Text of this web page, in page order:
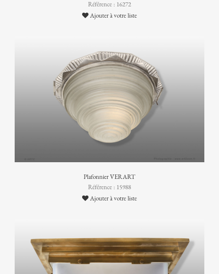
Référence : 16272
Ajouter à votre liste
Plafonnier VERART
Référence : 15988
Ajouter à votre liste